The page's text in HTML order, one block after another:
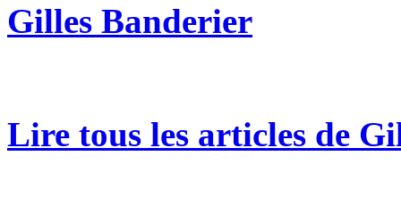
Gilles Banderier
Lire tous les articles de